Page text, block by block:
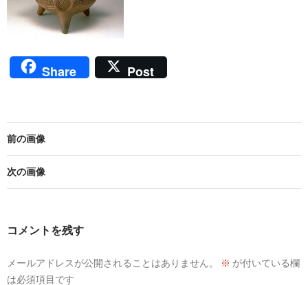
Share Post
前の画像
次の画像
コメントを残す
メールアドレスが公開されることはありません。 ※ が付いている欄
は必須項目です